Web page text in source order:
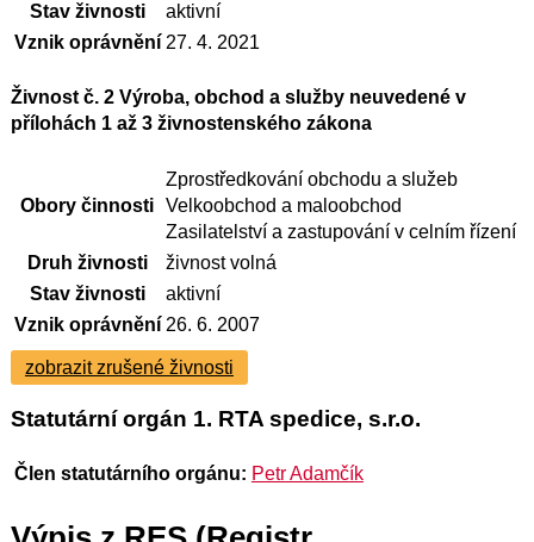
Stav živnosti
aktivní
Vznik oprávnění 27. 4. 2021
Živnost č. 2 Výroba, obchod a služby neuvedené v
přílohách 1 až 3 živnostenského zákona
Obory činnosti
Zprostředkování obchodu a služeb
Velkoobchod a maloobchod
Zasilatelství a zastupování v celním řízení
Druh živnosti
živnost volná
Stav živnosti
aktivní
Vznik oprávnění 26. 6. 2007
zobrazit zrušené živnosti
Statutární orgán 1. RTA spedice, s.r.o.
Člen statutárního orgánu: Petr Adamčík